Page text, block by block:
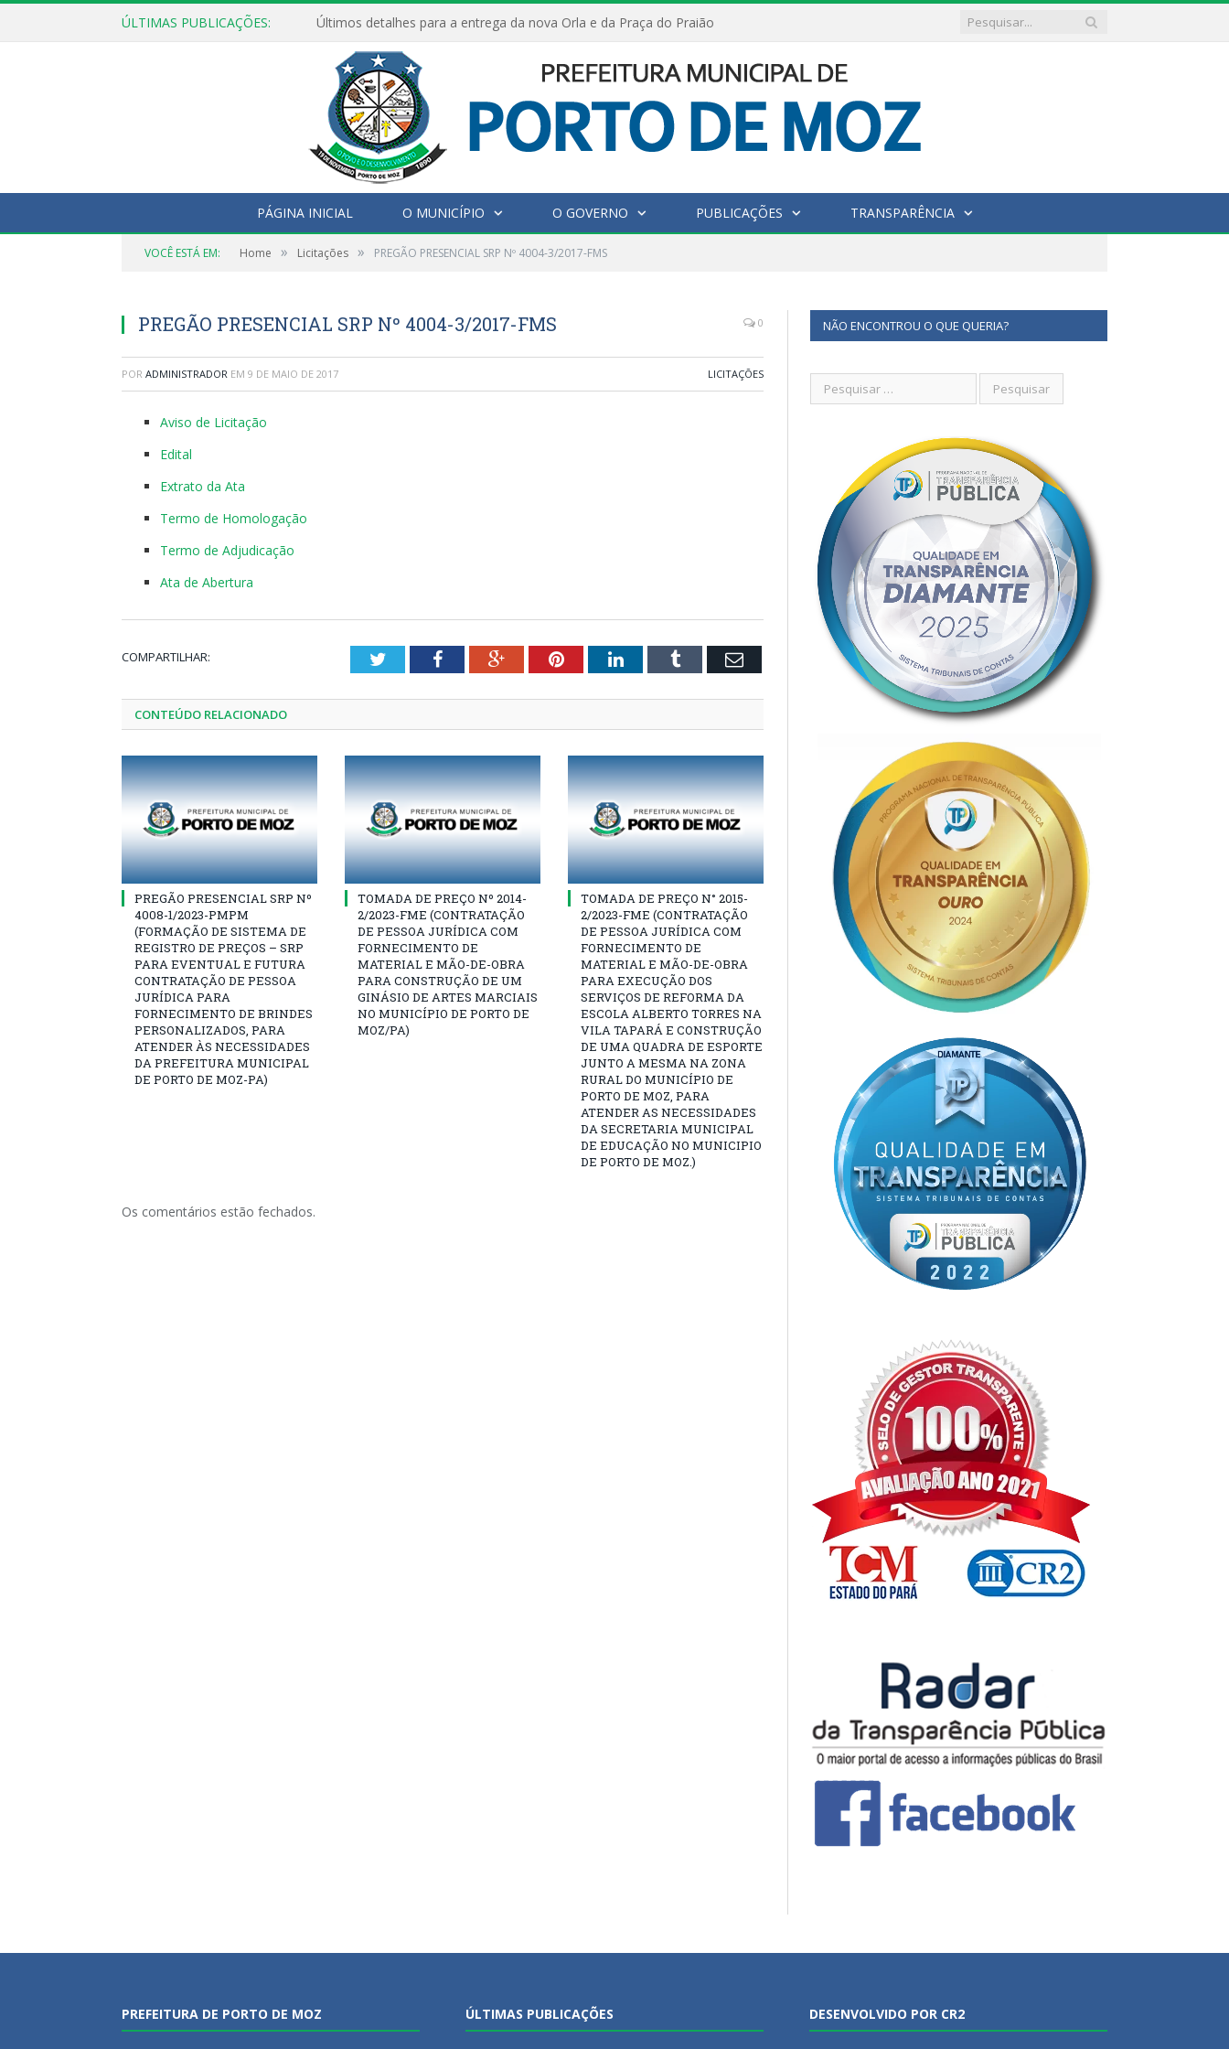
ÚLTIMAS PUBLICAÇÕES: Últimos detalhes para a entrega da nova Orla e da Praça do Praião
PÁGINA INICIAL O MUNICÍPIO O GOVERNO PUBLICAÇÕES TRANSPARÊNCIA
VOCÊ ESTÁ EM: Home » Licitações » PREGÃO PRESENCIAL SRP Nº 4004-3/2017-FMS
PREGÃO PRESENCIAL SRP Nº 4004-3/2017-FMS 0
POR ADMINISTRADOR EM 9 DE MAIO DE 2017 LICITAÇÕES
Aviso de Licitação
Edital
Extrato da Ata
Termo de Homologação
Termo de Adjudicação
Ata de Abertura
COMPARTILHAR: TwitterFacebookGoogle+PinterestLinkedInTumblr Email
CONTEÚDO RELACIONADO
PREGÃO PRESENCIAL SRP Nº
4008-1/2023-PMPM
(FORMAÇÃO DE SISTEMA DE
REGISTRO DE PREÇOS – SRP
PARA EVENTUAL E FUTURA
CONTRATAÇÃO DE PESSOA
JURÍDICA PARA
FORNECIMENTO DE BRINDES
PERSONALIZADOS, PARA
ATENDER ÀS NECESSIDADES
DA PREFEITURA MUNICIPAL
DE PORTO DE MOZ-PA)
TOMADA DE PREÇO Nº 2014-
2/2023-FME (CONTRATAÇÃO
DE PESSOA JURÍDICA COM
FORNECIMENTO DE
MATERIAL E MÃO-DE-OBRA
PARA CONSTRUÇÃO DE UM
GINÁSIO DE ARTES MARCIAIS
NO MUNICÍPIO DE PORTO DE
MOZ/PA)
TOMADA DE PREÇO N° 2015-
2/2023-FME (CONTRATAÇÃO
DE PESSOA JURÍDICA COM
FORNECIMENTO DE
MATERIAL E MÃO-DE-OBRA
PARA EXECUÇÃO DOS
SERVIÇOS DE REFORMA DA
ESCOLA ALBERTO TORRES NA
VILA TAPARÁ E CONSTRUÇÃO
DE UMA QUADRA DE ESPORTE
JUNTO A MESMA NA ZONA
RURAL DO MUNICÍPIO DE
PORTO DE MOZ, PARA
ATENDER AS NECESSIDADES
DA SECRETARIA MUNICIPAL
DE EDUCAÇÃO NO MUNICIPIO
DE PORTO DE MOZ.)
Os comentários estão fechados.
NÃO ENCONTROU O QUE QUERIA?
PREFEITURA DE PORTO DE MOZ ÚLTIMAS PUBLICAÇÕES DESENVOLVIDO POR CR2